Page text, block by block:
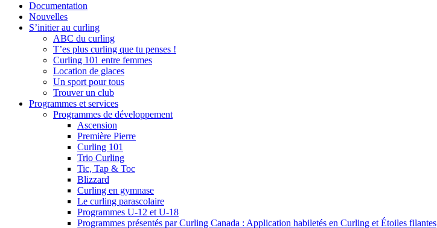
Documentation
Nouvelles
S’initier au curling
ABC du curling
T’es plus curling que tu penses !
Curling 101 entre femmes
Location de glaces
Un sport pour tous
Trouver un club
Programmes et services
Programmes de développement
Ascension
Première Pierre
Curling 101
Trio Curling
Tic, Tap & Toc
Blizzard
Curling en gymnase
Le curling parascolaire
Programmes U-12 et U-18
Programmes présentés par Curling Canada : Application habiletés en Curling et Étoiles filantes